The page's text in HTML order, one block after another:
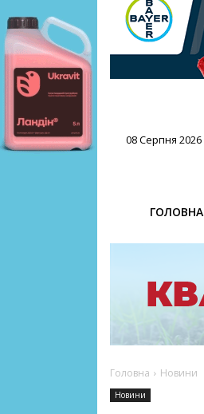
08 Серпня 2026
ГОЛОВНА
Головна Новини
Новини